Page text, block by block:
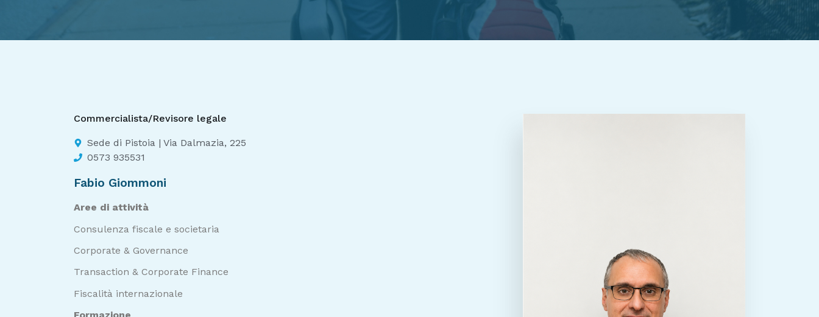
Commercialista/Revisore legale
Sede di Pistoia | Via Dalmazia, 225
0573 935531
Fabio Giommoni
Aree di attività
Consulenza fiscale e societaria
Corporate & Governance
Transaction & Corporate Finance
Fiscalità internazionale